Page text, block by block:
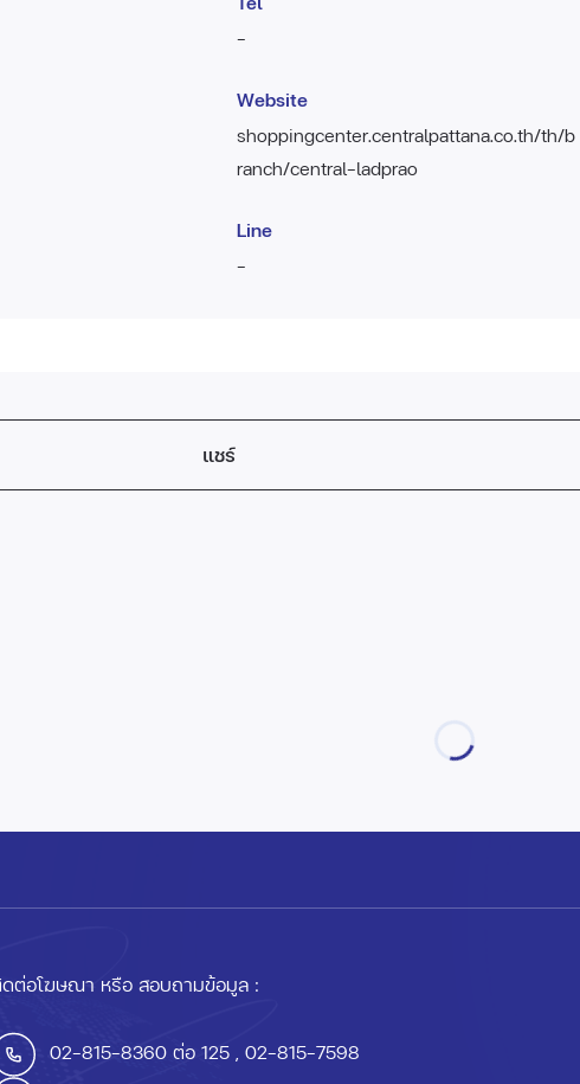
-
Website
shoppingcenter.centralpattana.co.th/th/b
ranch/central-ladprao
Line
-
แชร์
ต่อโฆษณา หรือ สอบถามข้อมูล :
02-815-8360 ต่อ 125 , 02-815-7598